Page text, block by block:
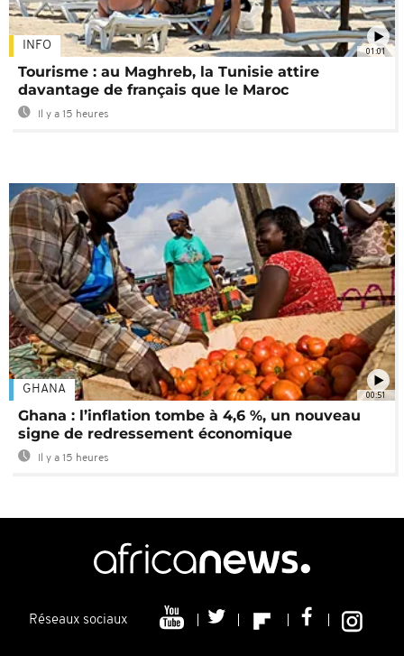
01:01
INFO
Tourisme : au Maghreb, la Tunisie attire
davantage de français que le Maroc
Il y a 15 heures
00:51
GHANA
Ghana : l’inflation tombe à 4,6 %, un nouveau
signe de redressement économique
Il y a 15 heures
Réseaux sociaux